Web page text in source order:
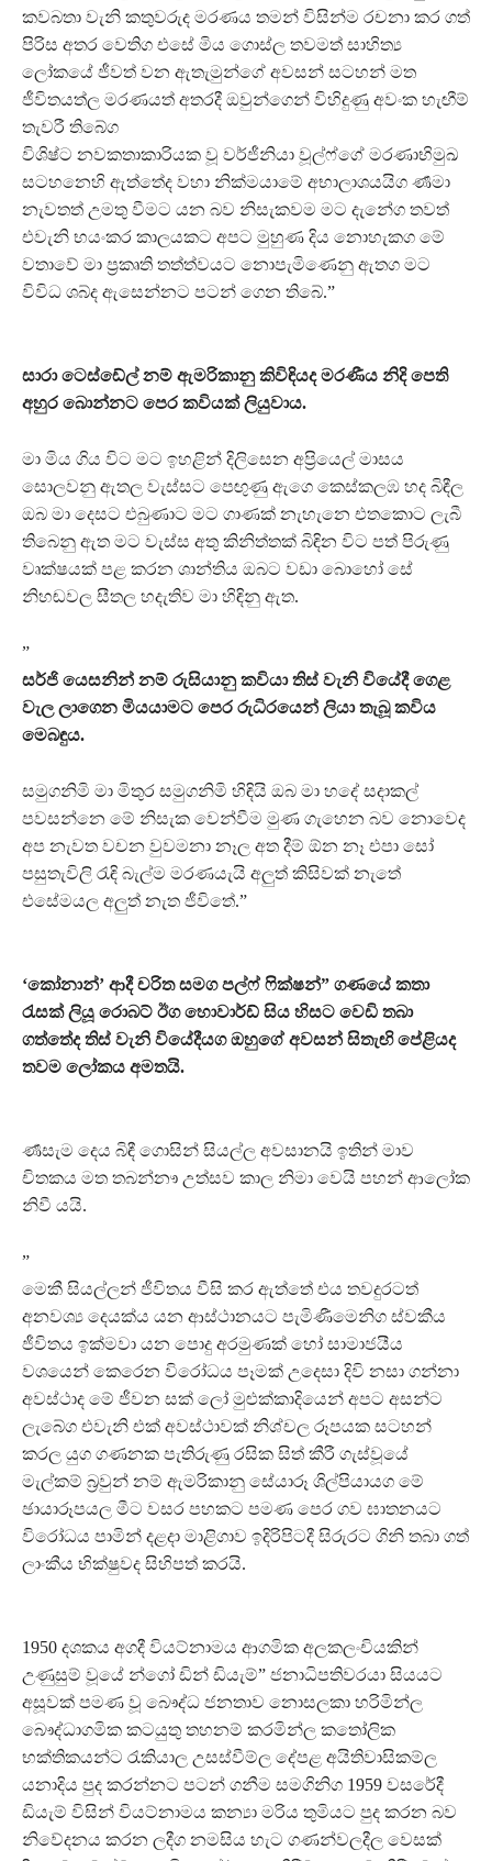
කවබතා වැනි කතුවරුද මරණය තමන් විසින්ම රචනා කර ගත්
පිරිස අතර වෙතිග එසේ මිය ගොස්ල තවමත් සාහිත්‍ය
ලෝකයේ ජීවත් වන ඇතැමුන්ගේ අවසන් සටහන් මත
ජීවිතයත්ල මරණයත් අතරදී ඔවුන්ගෙන් විහිදුණු අවංක හැඟීම්
තැවරී තිබේග
විශිෂ්ට නවකතාකාරියක වූ වර්ජීනියා වූල්ෆ්ගේ මරණාභිමුඛ
සටහනෙහි ඇත්තේද වහා නික්මයාමේ අභාලාශයයිග ර්‍ණමා
නැවතත් උමතු වීමට යන බව නිසැකවම මට දැනේග තවත්
එවැනි භයංකර කාලයකට අපට මුහුණ දිය නොහැකග මේ
වතාවේ මා ප්‍රකෘති තත්ත්වයට නොපැමිණෙනු ඇතග මට
විවිධ ශබ්ද ඇසෙන්නට පටන් ගෙන තිබේ.”
සාරා ටෙස්ඩේල් නම් ඇමරිකානු කිවිඳියද මරණීය නිදි පෙති
අහුර බොන්නට පෙර කවියක් ලියුවාය.
මා මිය ගිය විට මට ඉහළින් දිලිසෙන අප්‍රියෙල් මාසය
සොලවනු ඇතල වැස්සට පෙඟුණු ඇගෙ කෙස්කලඹ හද බිඳීල
ඔබ මා දෙසට එබුණාට මට ගාණක් නැහැනෙ එතකොට ලැබී
තිබෙනු ඇත මට වැස්ස අතු කිනිත්තක් බිඳින විට පත් පිරුණු
වෘක්ෂයක් පළ කරන ශාන්තිය ඔබට වඩා බොහෝ සේ
නිහඬවල සීතල හදැතිව මා හිඳිනු ඇත.
”
සර්ජි යෙසනින් නම් රුසියානු කවියා තිස් වැනි වියේදී ගෙළ
වැල ලාගෙන මියයාමට පෙර රුධිරයෙන් ලියා තැබූ කවිය
මෙබඳුය.
සමුගනිමි මා මිතුර සමුගනිමි හිඳියි ඔබ මා හදේ සදාකල්
පවසන්නෙ මේ නිසැක වෙන්වීම මුණ ගැහෙන බව නොවෙද
අප නැවත වචන වුවමනා නෑල අත දීම් ඕන නෑ එපා සෝ
පසුතැවිලි රැඳි බැල්ම මරණයැයි අලුත් කිසිවක් නැතේ
එසේමයල අලුත් නැත ජීවිතේ.”
‘කෝනාන්’ ආදී චරිත සමග පල්ෆ් ෆික්ෂන්” ගණයේ කතා
රැසක් ලියූ රොබට් ඊග හොවාර්ඩ් සිය හිසට වෙඩි තබා
ගත්තේද තිස් වැනි වියේදීයග ඔහුගේ අවසන් සිතැඟි පේළියද
තවම ලෝකය අමතයි.
ර්‍ණසැම දෙය බිඳී ගොසින් සියල්ල අවසානයි ඉතින් මාව
චිතකය මත තබන්නෟ උත්සව කාල නිමා වෙයි පහන් ආලෝක
නිවී යයි.
”
මෙකී සියල්ලන් ජීවිතය වීසි කර ඇත්තේ එය තවදුරටත්
අනවශ්‍ය දෙයක්ය යන ආස්ථානයට පැමිණීමෙනිග ස්වකීය
ජීවිතය ඉක්මවා යන පොදු අරමුණක් හෝ සාමාජයීය
වශයෙන් කෙරෙන විරෝධය පෑමක් උදෙසා දිවි නසා ගන්නා
අවස්ථාද මේ ජීවන සක් ලෝ මුළුක්කාදියෙන් අපට අසන්ට
ලැබේග එවැනි එක් අවස්ථාවක් නිශ්චල රූපයක සටහන්
කරල යුග ගණනක පැතිරුණු රසික සිත් කීරී ගැස්වූයේ
මැල්කම් බ්‍රවුන් නම් ඇමරිකානු සේයාරූ ශිල්පියායග මේ
ඡායාරූපයල මීට වසර පහකට පමණ පෙර ගව ඝාතනයට
විරෝධය පාමින් දළදා මාළිගාව ඉදිරිපිටදී සිරුරට ගිනි තබා ගත්
ලාංකීය භික්ෂුවද සිහිපත් කරයි.
1950 දශකය අගදී වියට්නාමය ආගමික අලකලංචියකින්
උණුසුම් වූයේ න්ගෝ ඩින් ඩියැම්” ජනාධිපතිවරයා සියයට
අසූවක් පමණ වූ බෞද්ධ ජනතාව නොසලකා හරිමින්ල
බෞද්ධාගමික කටයුතු තහනම් කරමින්ල කතෝලික
භක්තිකයන්ට රැකියාල උසස්වීම්ල දේපළ අයිතිවාසිකම්ල
යනාදිය පුද කරන්නට පටන් ගනීම සමගිනිග 1959 වසරේදී
ඩියැම් විසින් වියට්නාමය කන්‍යා මරිය තුමියට පුද කරන බව
නිවේදනය කරන ලදීග නමසිය හැට ගණන්වලදීල වෙසක්